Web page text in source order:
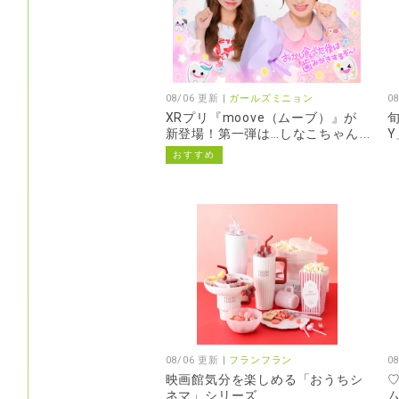
08/06 更新 | ガールズミニョン
XRプリ『moove（ムーブ）』が
新登場！第一弾は…しなこちゃん
♡おすすめ
Y
08/06 更新 | フランフラン
映画館気分を楽しめる「おうちシ
ネマ」シリーズ
♡